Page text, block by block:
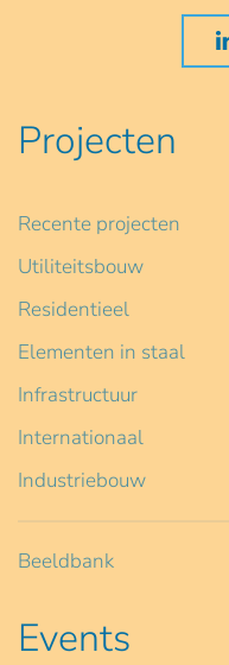
Projecten
Recente projecten
Utiliteitsbouw
Residentieel
Elementen in staal
Infrastructuur
Internationaal
Industriebouw
Beeldbank
Events